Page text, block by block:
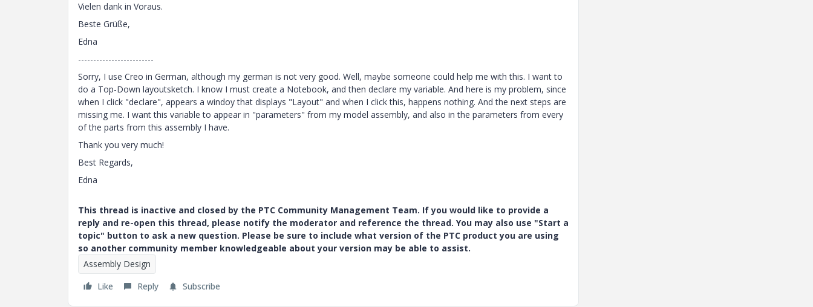
Vielen dank in Voraus.
Beste Grüße,
Edna
-------------------------
Sorry, I use Creo in German, although my german is not very good. Well, maybe someone could help me with this. I want to
do a Top-Down layoutsketch. I know I must create a Notebook, and then declare my variable. And here is my problem, since
when I click "declare", appears a windoy that displays "Layout" and when I click this, happens nothing. And the next steps are
missing me. I want this variable to appear in "parameters" from my model assembly, and also in the parameters from every
of the parts from this assembly I have.
Thank you very much!
Best Regards,
Edna
This thread is inactive and closed by the PTC Community Management Team. If you would like to provide a
reply and re-open this thread, please notify the moderator and reference the thread. You may also use "Start a
topic" button to ask a new question. Please be sure to include what version of the PTC product you are using
so another community member knowledgeable about your version may be able to assist.
Assembly Design
Like
Reply Subscribe